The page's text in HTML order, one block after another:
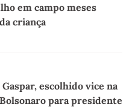
em campo meses
criança
escolhido vice na
para presidente